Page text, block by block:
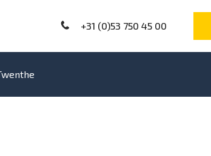
+31 (0)53 750 45 00